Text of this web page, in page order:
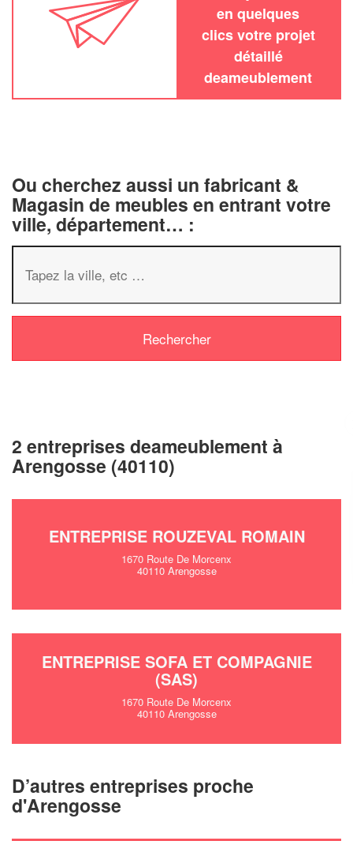
en quelques
clics votre projet
détaillé
deameublement
Ou cherchez aussi un fabricant &
Magasin de meubles en entrant votre
ville, département… :
2 entreprises deameublement à
Arengosse (40110)
ENTREPRISE ROUZEVAL ROMAIN
1670 Route De Morcenx
40110 Arengosse
ENTREPRISE SOFA ET COMPAGNIE
(SAS)
1670 Route De Morcenx
40110 Arengosse
D’autres entreprises proche
d'Arengosse
Vous êtes un
professionnel ?
Augmentez votrechiffre d'affaireset
nouveaux clients!
En savoir plus